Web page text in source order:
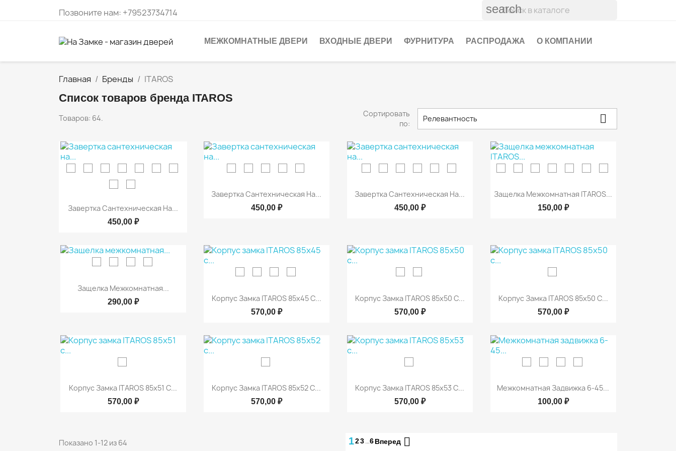
Позвоните нам: +79523734714 search
МЕЖКОМНАТНЫЕ ДВЕРИ ВХОДНЫЕ ДВЕРИ ФУРНИТУРА РАСПРОДАЖА О КОМПАНИИ
Главная Бренды ITAROS
Список товаров бренда ITAROS
Товаров: 64.
Сортировать
по:
Релевантность 
 Быстрый просмотр
Завертка Сантехническая На...
450,00 ₽
 Быстрый просмотр
Завертка Сантехническая На...
450,00 ₽
 Быстрый просмотр
Завертка Сантехническая На...
450,00 ₽
 Быстрый просмотр
Защелка Межкомнатная ITAROS...
150,00 ₽
 Быстрый просмотр
Защелка Межкомнатная...
290,00 ₽  Быстрый просмотр
Корпус Замка ITAROS 85х45 С...
570,00 ₽
 Быстрый просмотр
Корпус Замка ITAROS 85х50 С...
570,00 ₽
 Быстрый просмотр
Корпус Замка ITAROS 85х50 С...
570,00 ₽
 Быстрый просмотр
Корпус Замка ITAROS 85х51 С...
570,00 ₽
 Быстрый просмотр
Корпус Замка ITAROS 85х52 С...
570,00 ₽
 Быстрый просмотр
Корпус Замка ITAROS 85х53 С...
570,00 ₽
 Быстрый просмотр
Межкомнатная Задвижка 6-45...
100,00 ₽
Показано 1-12 из 64 123…6Вперед 